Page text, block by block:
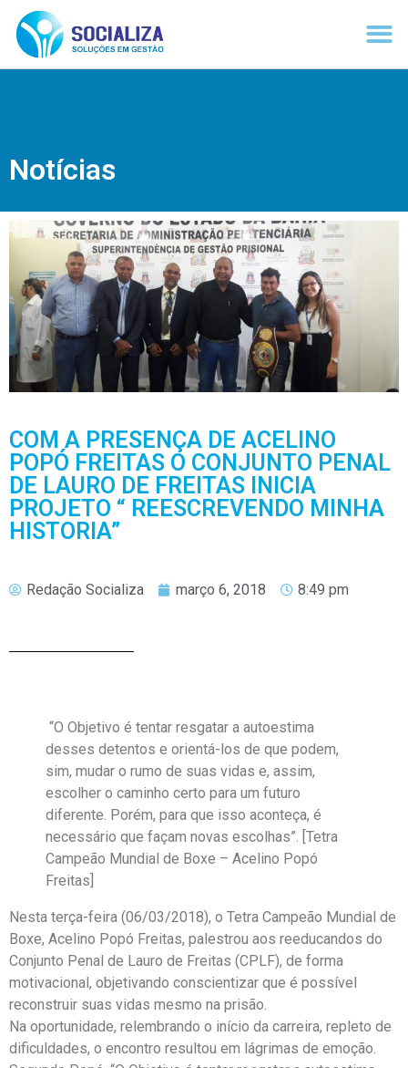
Notícias
COM A PRESENÇA DE ACELINO
POPÓ FREITAS O CONJUNTO PENAL
DE LAURO DE FREITAS INICIA
PROJETO “ REESCREVENDO MINHA
HISTORIA”
Redação Socializa março 6, 2018 8:49 pm
“O Objetivo é tentar resgatar a autoestima
desses detentos e orientá-los de que podem,
sim, mudar o rumo de suas vidas e, assim,
escolher o caminho certo para um futuro
diferente. Porém, para que isso aconteça, é
necessário que façam novas escolhas”. [Tetra
Campeão Mundial de Boxe – Acelino Popó
Freitas]
Nesta terça-feira (06/03/2018), o Tetra Campeão Mundial de
Boxe, Acelino Popó Freitas, palestrou aos reeducandos do
Conjunto Penal de Lauro de Freitas (CPLF), de forma
motivacional, objetivando conscientizar que é possível
reconstruir suas vidas mesmo na prisão.
Na oportunidade, relembrando o início da carreira, repleto de
dificuldades, o encontro resultou em lágrimas de emoção.